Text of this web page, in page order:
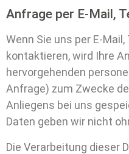
Anfrage per E-Mail,
Wenn Sie uns per E-
kontaktieren, wird Ihre
hervorgehenden
Anfrage) zum Zwecke
Anliegens bei uns
Daten geben wir nicht
Die Verarbeitung dieser